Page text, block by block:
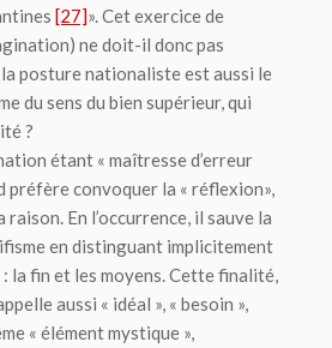
[27]». Cet exercice de
ne doit-il donc pas
posture nationaliste est aussi le
du sens du bien supérieur, qui
?
étant « maîtresse d’erreur
préfère convoquer la « réflexion»,
raison. En l’occurrence, il sauve la
en distinguant implicitement
la fin et les moyens. Cette finalité,
aussi « idéal », « besoin »,
« élément mystique »,